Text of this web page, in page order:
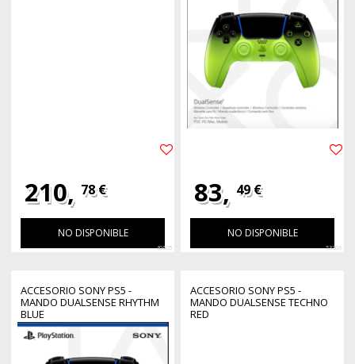
210, 78 €
NO DISPONIBLE
40605
83, 49 €
NO DISPONIBLE
53306
ACCESORIO SONY PS5 -
MANDO DUALSENSE RHYTHM
BLUE
ACCESORIO SONY PS5 -
MANDO DUALSENSE TECHNO
RED